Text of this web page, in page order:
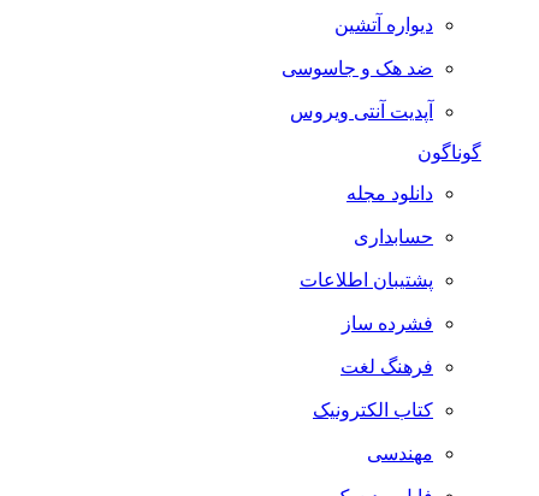
دیواره آتشین
ضد هک و جاسوسی
آپدیت آنتی ویروس
گوناگون
دانلود مجله
حسابداری
پشتیبان اطلاعات
فشرده ساز
فرهنگ لغت
کتاب الکترونیک
مهندسی